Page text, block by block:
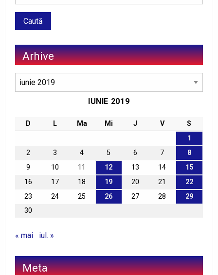
Arhive
Arhive
IUNIE 2019
D L Ma Mi J V
S
1
2
3 4 5 6 7
8
9
10 11 12 13 14
15
16
17 18 19 20 21
22
23
24 25 26 27 28
29
30
« mai iul. »
Meta